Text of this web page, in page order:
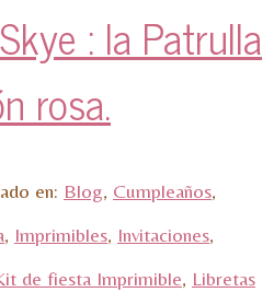
: la Patrulla
rosa.
en: Blog, Cumpleaños,
, Imprimibles, Invitaciones,
de fiesta Imprimible, Libretas